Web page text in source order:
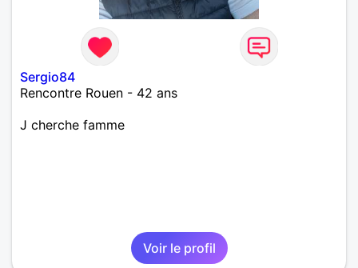
Sergio84
Rencontre Rouen - 42 ans
J cherche famme
Voir le profil